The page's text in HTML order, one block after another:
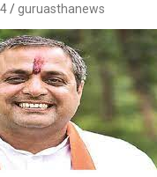
guruasthanews